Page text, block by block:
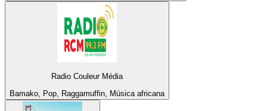
Radio Couleur Média
Bamako, Pop, Raggamuffin, Música africana